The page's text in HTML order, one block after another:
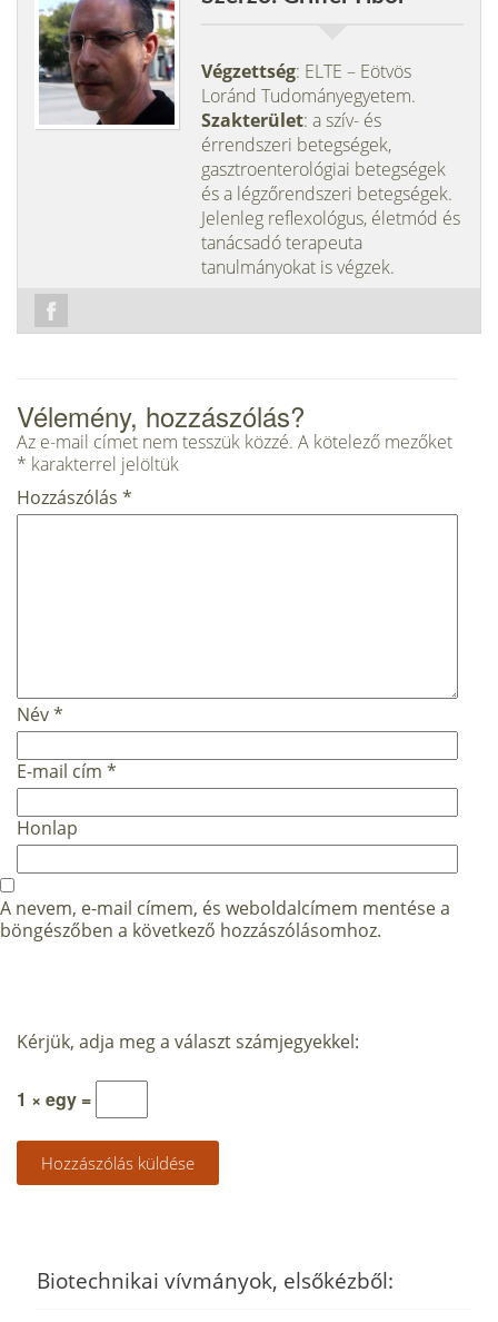
Végzettség: ELTE – Eötvös
Loránd Tudományegyetem.
Szakterület: a szív- és
érrendszeri betegségek,
gasztroenterológiai betegségek
és a légzőrendszeri betegségek.
Jelenleg reflexológus, életmód és
tanácsadó terapeuta
tanulmányokat is végzek.
Vélemény, hozzászólás?
Az e-mail címet nem tesszük közzé. A kötelező mezőket
* karakterrel jelöltük
Hozzászólás *
Név*
E-mail cím *
Honlap
A nevem, e-mail címem, és weboldalcímem mentése a
böngészőben a következő hozzászólásomhoz.
Kérjük, adja meg a választ számjegyekkel:
1 × egy =
Biotechnikai vívmányok, elsőkézből: